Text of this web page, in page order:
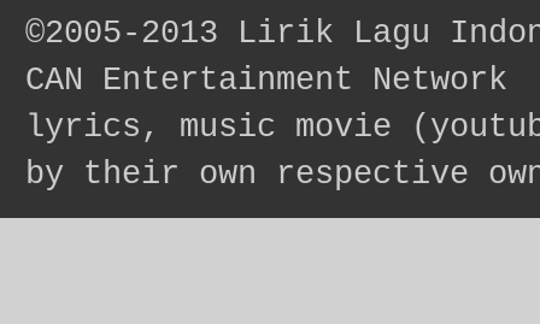
©2005-2013 Lirik Lagu
CAN Entertainment Network
lyrics, music movie
by their own respective